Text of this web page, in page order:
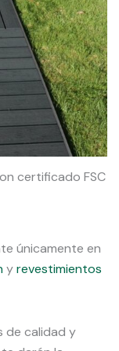
certificado FSC
únicamente en
yrevestimientos
de calidad y